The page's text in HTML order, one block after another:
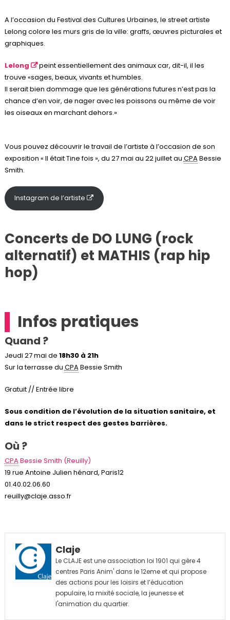
A l’occasion du Festival des Cultures Urbaines, le street artiste
Lelong colore les murs gris de la ville: graffs, œuvres picturales et
graphiques.
Lelong
peint essentiellement des animaux car, dit-il, il les
trouve «sages, beaux, vivants et humbles.
Il serait bien dommage que les générations futures n’est pas la
chance d’en voir, de nager avec les poissons ou même de voir
les oiseaux en marchant dehors.»
Vous pouvez découvrir le travail de l’artiste à l’occasion de son
exposition « Il était Tine fois », du 27 mai au 22 juillet au CPABessie
Smith.
Instagram de l’artiste
Concerts de DO LUNG (rock
alternatif) et MATHIS (rap hip
hop)
Infos pratiques
Quand ?
Jeudi 27 mai de 18h30 à 21h
Sur la terrasse duCPABessie Smith
Gratuit // Entrée libre
Sous condition de l’évolution de la situation sanitaire, et
dans le strict respect des gestes barrières.
Où ?
CPABessie Smith (Reuilly)
19 rue Antoine Julien hénard, Paris12
01.40.02.06.60
reuilly@claje.asso.fr
Claje
Le CLAJE est une association loi 1901 qui gère 4
centres Paris Anim' dans le 12eme et qui propose
des actions pour les loisirs et l’éducation
populaire, la mixité sociale, la jeunesse et
l'animation du quartier.